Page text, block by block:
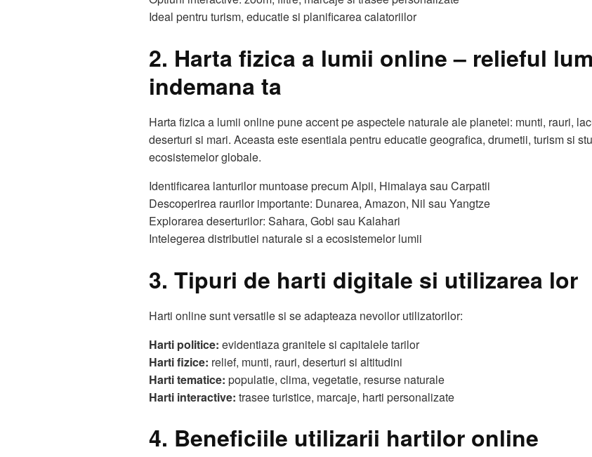
Ideal pentru turism, educatie si planificarea calatoriilor
2. Harta fizica a lumii online – relieful
indemana ta
Harta fizica a lumii online pune accent pe aspectele naturale ale planetei: munti, rauri,
deserturi si mari. Aceasta este esentiala pentru educatie geografica, drumetii, turism si
ecosistemelor globale.
Identificarea lanturilor muntoase precum Alpii, Himalaya sau Carpatii
Descoperirea raurilor importante: Dunarea, Amazon, Nil sau Yangtze
Explorarea deserturilor: Sahara, Gobi sau Kalahari
Intelegerea distributiei naturale si a ecosistemelor lumii
3. Tipuri de harti digitale si utilizarea lor
Harti online sunt versatile si se adapteaza nevoilor utilizatorilor:
Harti politice: evidentiaza granitele si capitalele tarilor
Harti fizice: relief, munti, rauri, deserturi si altitudini
Harti tematice: populatie, clima, vegetatie, resurse naturale
Harti interactive: trasee turistice, marcaje, harti personalizate
4. Beneficiile utilizarii hartilor online